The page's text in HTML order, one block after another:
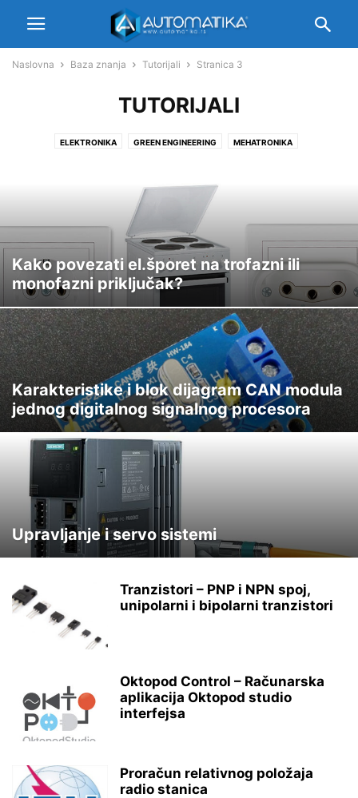
Naslovna Baza znanja Tutorijali Stranica 3
TUTORIJALI
ELEKTRONIKA GREEN ENGINEERING MEHATRONIKA
TUTORIJALI
Kako povezati el.šporet na trofazni ili
monofazni priključak?
Karakteristike i blok dijagram CAN modula
jednog digitalnog signalnog procesora
Upravljanje i servo sistemi
Tranzistori – PNP i NPN spoj,
unipolarni i bipolarni tranzistori
Oktopod Control – Računarska
aplikacija Oktopod studio
interfejsa
Proračun relativnog položaja
radio stanica